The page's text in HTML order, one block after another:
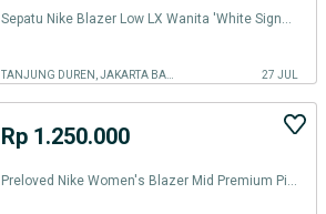
27 JUL
Rp 1.250.000